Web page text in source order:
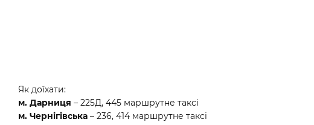
Як доїхати:
м. Дарниця – 225Д, 445 маршрутне таксі
м. Чернігівська – 236, 414 маршрутне таксі